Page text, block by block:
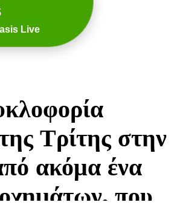
Live
Τρίτης στην
ακόμα ένα
που